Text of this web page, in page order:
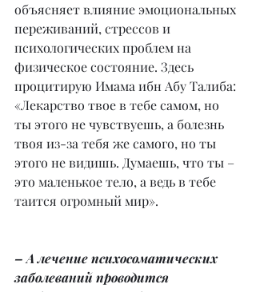
объясняет влияние эмоциональных
переживаний, стрессов и
психологических проблем на
физическое состояние. Здесь
процитирую Имама ибн Абу Талиба:
«Лекарство твое в тебе самом, но
ты этого не чувствуешь, а болезнь
твоя из-за тебя же самого, но ты
этого не видишь. Думаешь, что ты –
это маленькое тело, а ведь в тебе
таится огромный мир».
– А лечение психосоматических
заболеваний проводится